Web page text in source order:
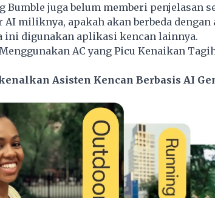
Bumble juga belum memberi penjelasan
miliknya, apakah akan berbeda
ini digunakan aplikasi kencan lainnya.
AC yang Picu Kenaikan
Asisten Kencan Berbasis AI